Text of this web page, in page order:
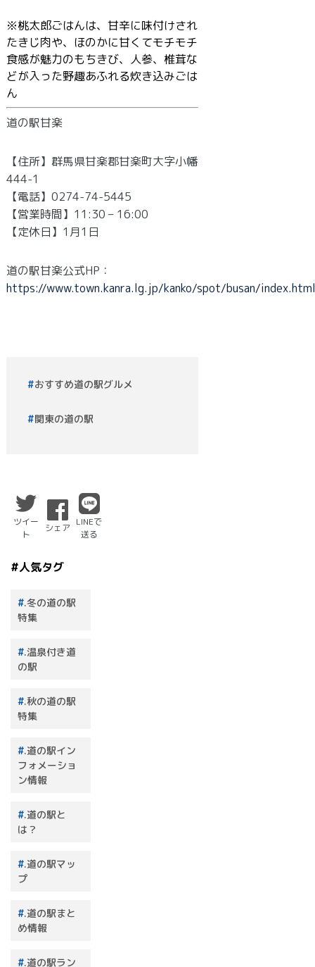
※桃太郎ごはんは、甘辛に味付けされ
たきじ肉や、ほのかに甘くてモチモチ
食感が魅力のもちきび、人参、椎茸な
どが入った野趣あふれる炊き込みごは
ん
道の駅甘楽
【住所】群馬県甘楽郡甘楽町大字小幡
444-1
【電話】0274-74-5445
【営業時間】11:30 – 16:00
【定休日】1月1日
道の駅甘楽公式HP：
https://www.town.kanra.lg.jp/kanko/spot/busan/index.html
おすすめ道の駅グルメ
関東の道の駅
ツイー
ト
シェア
LINEで
送る
#人気タグ
.冬の道の駅
特集
.温泉付き道
の駅
.秋の道の駅
特集
.道の駅イン
フォメーショ
ン情報
.道の駅と
は？
.道の駅マッ
プ
.道の駅まと
め情報
.道の駅ラン